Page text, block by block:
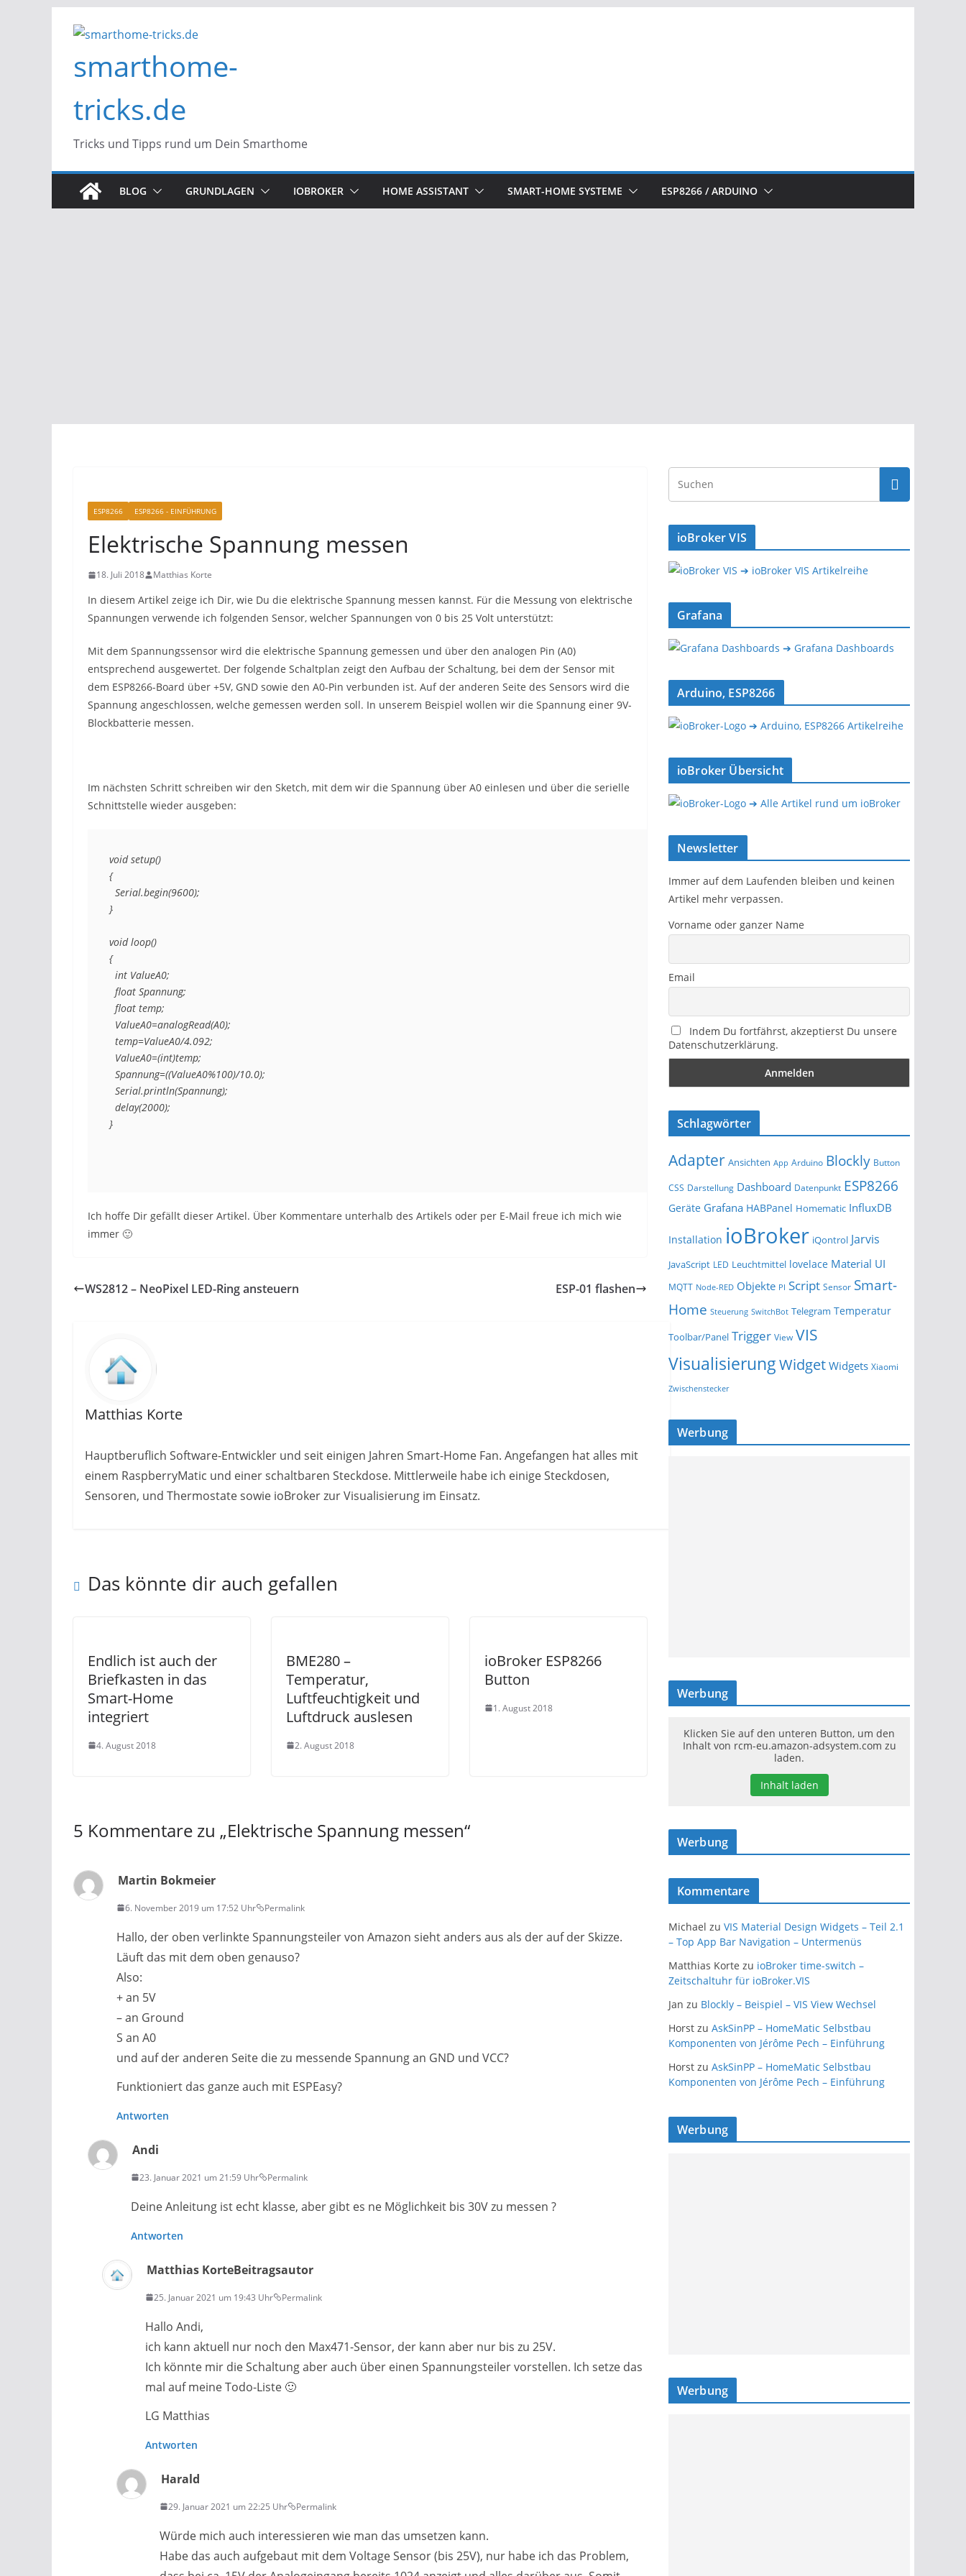
Inhalt
smarthome-
tricks.de
Tricks und Tipps rund um Dein Smarthome
BLOG GRUNDLAGEN IOBROKER HOME ASSISTANT SMART-HOME SYSTEME ESP8266 / ARDUINO
ESP8266 ESP8266 - EINFÜHRUNG
Elektrische Spannung messen
18. Juli 2018 Matthias Korte
In diesem Artikel zeige ich Dir, wie Du die elektrische Spannung messen kannst. Für die Messung von elektrische
Spannungen verwende ich folgenden Sensor, welcher Spannungen von 0 bis 25 Volt unterstützt:
Mit dem Spannungssensor wird die elektrische Spannung gemessen und über den analogen Pin (A0)
entsprechend ausgewertet. Der folgende Schaltplan zeigt den Aufbau der Schaltung, bei dem der Sensor mit
dem ESP8266-Board über +5V, GND sowie den A0-Pin verbunden ist. Auf der anderen Seite des Sensors wird die
Spannung angeschlossen, welche gemessen werden soll. In unserem Beispiel wollen wir die Spannung einer 9V-
Blockbatterie messen.
Im nächsten Schritt schreiben wir den Sketch, mit dem wir die Spannung über A0 einlesen und über die serielle
Schnittstelle wieder ausgeben:
void setup()
{
  Serial.begin(9600);
}
void loop()
{
  int ValueA0;
  float Spannung;
  float temp;
  ValueA0=analogRead(A0);
  temp=ValueA0/4.092;
  ValueA0=(int)temp;
  Spannung=((ValueA0%100)/10.0);
  Serial.println(Spannung);
  delay(2000);
Ich hoffe Dir gefällt dieser Artikel. Über Kommentare unterhalb des Artikels oder per E-Mail freue ich mich wie
immer 🙂
WS2812 – NeoPixel LED-Ring ansteuern ESP-01 flashen
Matthias Korte
Hauptberuflich Software-Entwickler und seit einigen Jahren Smart-Home Fan. Angefangen hat alles mit
einem RaspberryMatic und einer schaltbaren Steckdose. Mittlerweile habe ich einige Steckdosen,
Sensoren, und Thermostate sowie ioBroker zur Visualisierung im Einsatz.
Das könnte dir auch gefallen
Endlich ist auch der
Briefkasten in das
Smart-Home
integriert
4. August 2018
BME280 –
Temperatur,
Luftfeuchtigkeit und
Luftdruck auslesen
2. August 2018
ioBroker ESP8266
Button
1. August 2018
5 Kommentare zu „Elektrische Spannung messen“
Martin Bokmeier
6. November 2019 um 17:52 Uhr Permalink
Hallo, der oben verlinkte Spannungsteiler von Amazon sieht anders aus als der auf der Skizze.
Läuft das mit dem oben genauso?
Also:
+ an 5V
– an Ground
S an A0
und auf der anderen Seite die zu messende Spannung an GND und VCC?
Funktioniert das ganze auch mit ESPEasy?
Antworten
Andi
23. Januar 2021 um 21:59 Uhr Permalink
Deine Anleitung ist echt klasse, aber gibt es ne Möglichkeit bis 30V zu messen ?
Antworten
Matthias KorteBeitragsautor
25. Januar 2021 um 19:43 Uhr Permalink
Hallo Andi,
ich kann aktuell nur noch den Max471-Sensor, der kann aber nur bis zu 25V.
Ich könnte mir die Schaltung aber auch über einen Spannungsteiler vorstellen. Ich setze das
mal auf meine Todo-Liste 🙂
LG Matthias
Antworten
Harald
29. Januar 2021 um 22:25 Uhr Permalink
Würde mich auch interessieren wie man das umsetzen kann.
Habe das auch aufgebaut mit dem Voltage Sensor (bis 25V), nur habe ich das Problem,
ioBroker VIS
➔ ioBroker VIS Artikelreihe
Grafana
➔ Grafana Dashboards
Arduino, ESP8266
➔ Arduino, ESP8266 Artikelreihe
ioBroker Übersicht
➔ Alle Artikel rund um ioBroker
Newsletter
Immer auf dem Laufenden bleiben und keinen
Artikel mehr verpassen.
Vorname oder ganzer Name
Email
Indem Du fortfährst, akzeptierst Du unsere
Datenschutzerklärung.
Schlagwörter
Adapter Ansichten App Arduino Blockly Button
CSS Darstellung Dashboard Datenpunkt ESP8266
Geräte Grafana HABPanel Homematic InfluxDB
Installation ioBroker iQontrol Jarvis
JavaScript LED Leuchtmittel lovelace Material UI
MQTT Node-RED Objekte PI Script Sensor Smart-
Home Steuerung SwitchBot Telegram Temperatur
Toolbar/Panel Trigger View VIS
VisualisierungWidget Widgets Xiaomi
Zwischenstecker
Werbung
Werbung
Klicken Sie auf den unteren Button, um den
Inhalt von rcm-eu.amazon-adsystem.com zu
laden.
Inhalt laden
Werbung
Kommentare
Michael zu VIS Material Design Widgets – Teil 2.1
– Top App Bar Navigation – Untermenüs
Matthias Korte zu ioBroker time-switch –
Zeitschaltuhr für ioBroker.VIS
Jan zu Blockly – Beispiel – VIS View Wechsel
Horst zu AskSinPP – HomeMatic Selbstbau
Komponenten von Jérôme Pech – Einführung
Horst zu AskSinPP – HomeMatic Selbstbau
Komponenten von Jérôme Pech – Einführung
Werbung
Werbung